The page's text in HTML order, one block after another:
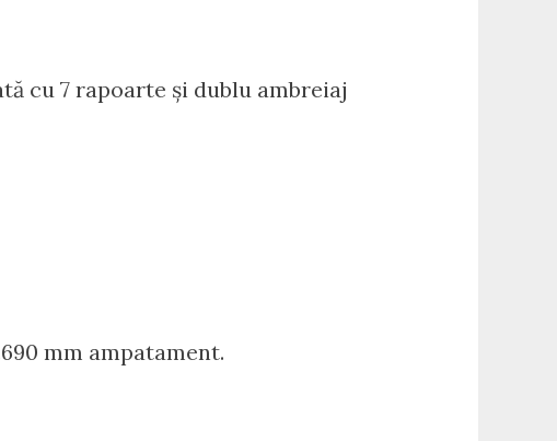
cu 7 rapoarte și dublu ambreiaj
mm ampatament.